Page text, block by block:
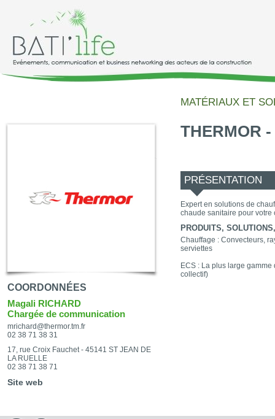
MATÉRIAUX ET
COORDONNÉES
Magali RICHARD
Chargée de communication
mrichard@thermor.tm.fr
02 38 71 38 31
17, rue Croix Fauchet - 45141 ST JEAN DE
LA RUELLE
02 38 71 38 71
Site web
THERMOR
PRÉSENTATION
Expert en solutions de
chaude sanitaire pour votre
PRODUITS,
Chauffage : Convecteurs,
serviettes
ECS : La plus large
collectif)